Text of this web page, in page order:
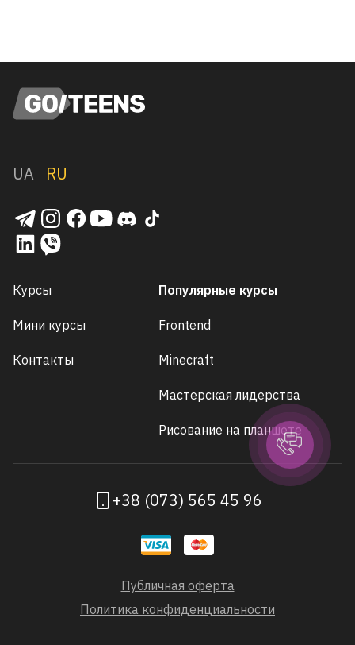
UA RU
Курсы
Мини курсы
Контакты
Популярные курсы
Frontend
Minecraft
Мастерская лидерства
Рисование на планшете
+38 (073) 565 45 96
Публичная оферта
Политика конфиденциальности